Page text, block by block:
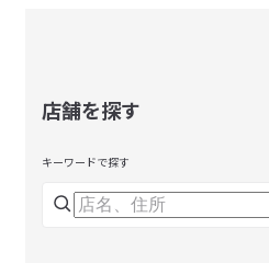
店舗を探す
キーワードで探す